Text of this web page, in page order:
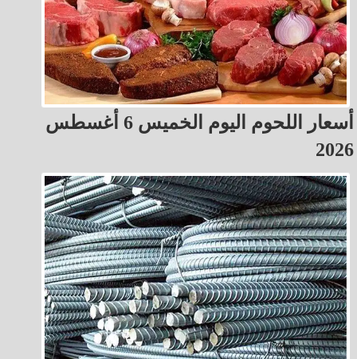
أسعار اللحوم اليوم الخميس 6 أغسطس
2026